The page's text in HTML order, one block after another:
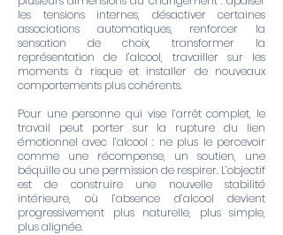
les tensions internes, désactiver certaines
associations automatiques, renforcer la
sensation de choix, transformer la
représentation de l’alcool, travailler sur les
moments à risque et installer de nouveaux
comportements plus cohérents.
Pour une personne qui vise l’arrêt complet, le
travail peut porter sur la rupture du lien
émotionnel avec l’alcool : ne plus le percevoir
comme une récompense, un soutien, une
béquille ou une permission de respirer. L’objectif
est de construire une nouvelle stabilité
intérieure, où l’absence d’alcool devient
progressivement plus naturelle, plus simple,
plus alignée.